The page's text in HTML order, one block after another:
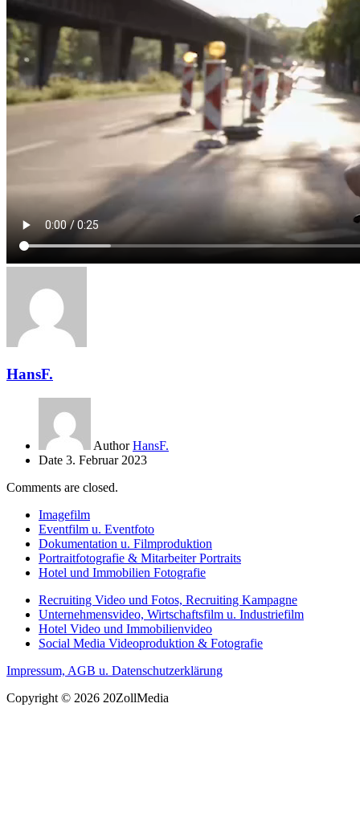
HansF.
Author HansF.
Date 3. Februar 2023
Comments are closed.
Imagefilm
Eventfilm u. Eventfoto
Dokumentation u. Filmproduktion
Portraitfotografie & Mitarbeiter Portraits
Hotel und Immobilien Fotografie
Recruiting Video und Fotos, Recruiting Kampagne
Unternehmensvideo, Wirtschaftsfilm u. Industriefilm
Hotel Video und Immobilienvideo
Social Media Videoproduktion & Fotografie
Impressum, AGB u. Datenschutzerklärung
Copyright © 2026 20ZollMedia